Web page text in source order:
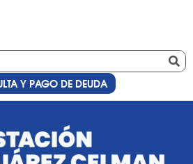
Y PAGO DE DEUDA